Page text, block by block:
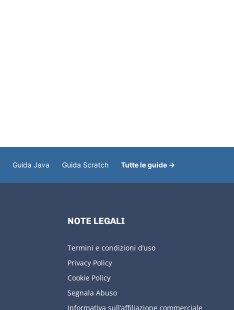
Guida Java Guida Scratch Tutte le guide →
NOTE LEGALI
Termini e condizioni d’uso
Privacy Policy
Cookie Policy
Segnala Abuso
Informativa sull’affiliazione commerciale